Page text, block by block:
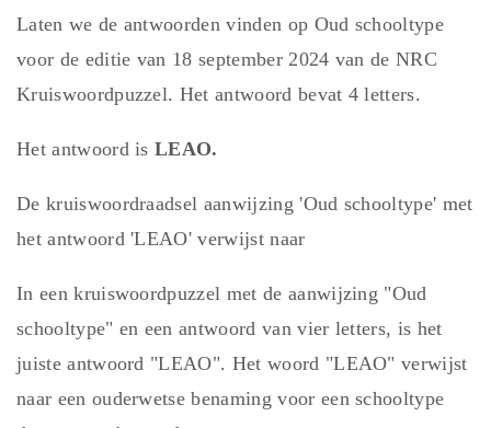
Laten we de antwoorden vinden op Oud schooltype
voor de editie van 18 september 2024 van de NRC
Kruiswoordpuzzel. Het antwoord bevat 4 letters.
Het antwoord isLEAO.
De kruiswoordraadsel aanwijzing 'Oud schooltype' met
het antwoord 'LEAO' verwijst naar
In een kruiswoordpuzzel met de aanwijzing "Oud
schooltype" en een antwoord van vier letters, is het
juiste antwoord "LEAO". Het woord "LEAO" verwijst
naar een ouderwetse benaming voor een schooltype